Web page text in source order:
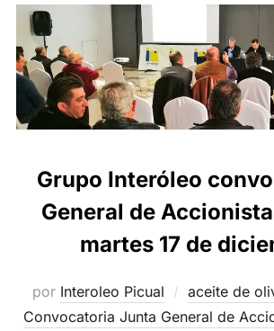
Grupo Interóleo
General de
martes 17 de
por Interoleo Picual aceite de
Convocatoria Junta General de